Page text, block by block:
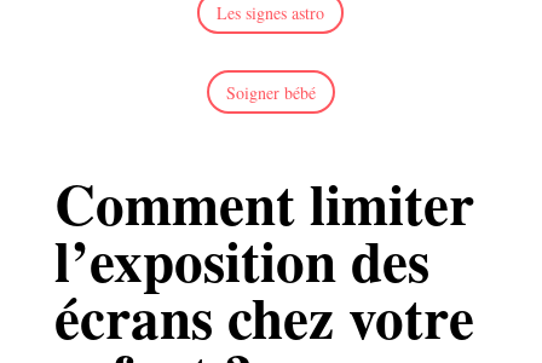
Les signes astro
Soigner bébé
Comment limiter
l’exposition des
écrans chez votre